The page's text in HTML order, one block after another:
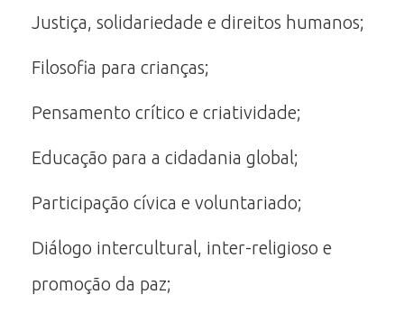
Justiça, solidariedade e direitos humanos;
Filosofia para crianças;
Pensamento crítico e criatividade;
Educação para a cidadania global;
Participação cívica e voluntariado;
Diálogo intercultural, inter-religioso e
promoção da paz;